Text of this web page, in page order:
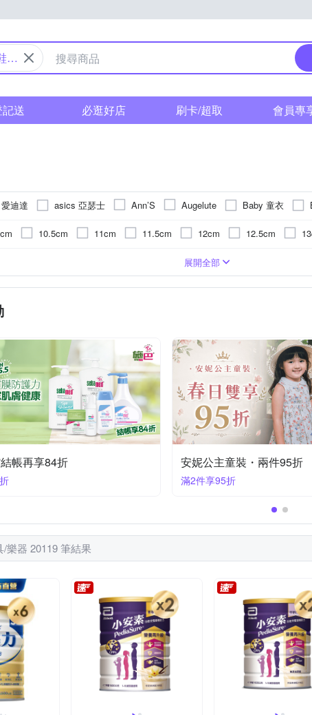
/
送 必逛好店 刷卡/超取 會員專
迪達 asics 亞瑟士 Ann’S Augelute Baby 童衣
小鱷魚童裝
Disney 迪士尼 DIADORA Dreams EPOCH
Mimi&Lula MOONSTAR 月星 NIKE NEW BALANCE
戀
其他品牌 安妮公主 小美樂
10.5cm 11cm 11.5cm 12cm 12.5cm
18cm
22.5cm 23cm 23.5cm 24cm 24.5cm
一般洋裝
吊帶褲 衛生衣/衛生褲 斗篷披風 內搭褲襪
6歲
以上
上衣 配件/配飾
洋娃娃類/配件 黏土/動力沙/相關工具 標準型 安
4L
偏大(寬鬆)
展開全部
帳再享84折 安妮公主童裝・兩件95折
滿2件享95折
樂器 20119 筆結果